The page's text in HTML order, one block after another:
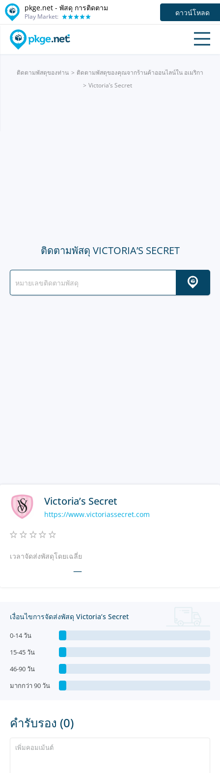
pkge.net - พัสดุ การติดตาม
Play Market: ดาวน์โหลด
ติดตามพัสดุของท่าน
ติดตามพัสดุของคุณจากร้านค้าออนไลน์ใน อเมริกา
Victoria’s Secret
ติดตามพัสดุ VICTORIA’S SECRET
Victoria’s Secret
https://www.victoriassecret.com
เวลาจัดส่งพัสดุโดยเฉลี่ย
—
เงื่อนไขการจัดส่งพัสดุ Victoria’s Secret
0-14 วัน
15-45 วัน
46-90 วัน
มากกว่า 90 วัน
คำรับรอง (0)